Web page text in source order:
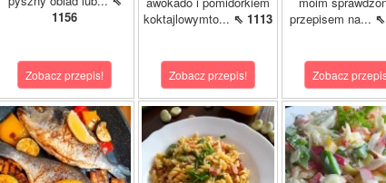
1156
Zobacz przepis!
koktajlowymto... ⇖ 1113
Zobacz przepis!
przepisem na... ⇖
Zobacz